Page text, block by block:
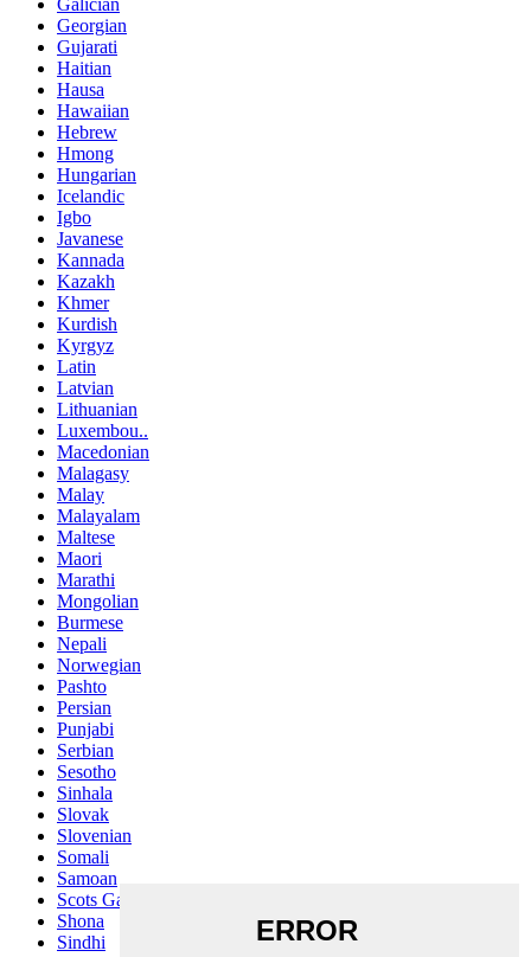
Galician
Georgian
Gujarati
Haitian
Hausa
Hawaiian
Hebrew
Hmong
Hungarian
Icelandic
Igbo
Javanese
Kannada
Kazakh
Khmer
Kurdish
Kyrgyz
Latin
Latvian
Lithuanian
Luxembou..
Macedonian
Malagasy
Malay
Malayalam
Maltese
Maori
Marathi
Mongolian
Burmese
Nepali
Norwegian
Pashto
Persian
Punjabi
Serbian
Sesotho
Sinhala
Slovak
Slovenian
Somali
Samoan
Scots Gaelic
Shona
Sindhi